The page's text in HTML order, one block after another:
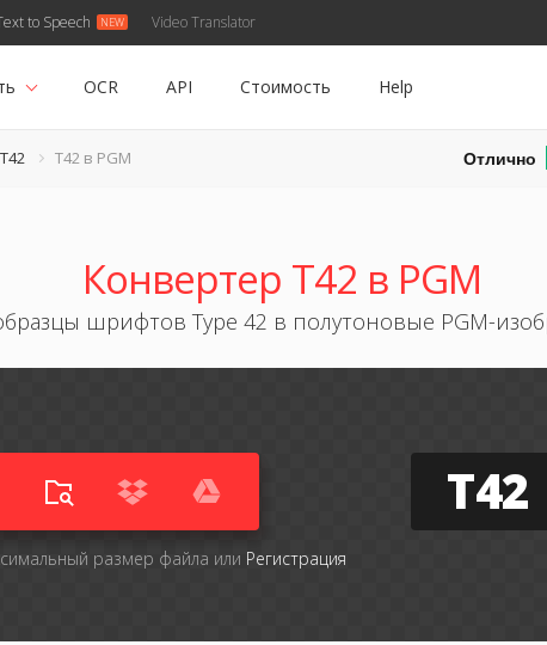
to Speech Video Translator
OCR API Стоимость Help
T42 в PGM Отлично
Конвертер T42 в PGM
шрифтов Type 42 в полутоновые PGM-
размер файла или Регистрация
T42